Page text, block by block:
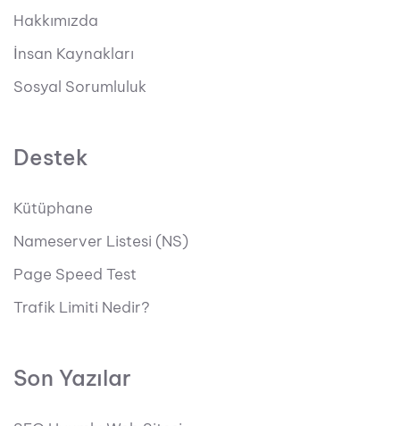
Hakkımızda
İnsan Kaynakları
Sosyal Sorumluluk
Destek
Kütüphane
Nameserver Listesi (NS)
Page Speed Test
Trafik Limiti Nedir?
Son Yazılar